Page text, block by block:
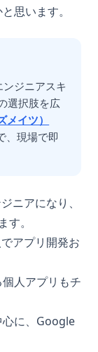
思います。
ジニアスキ
選択肢を広
イツ）
、現場で即
ニアになり、
。
アプリ開発お
人アプリもチ
心に、Google